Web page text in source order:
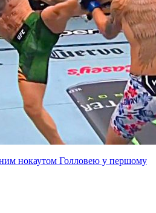
нокаутом Голловею у першому